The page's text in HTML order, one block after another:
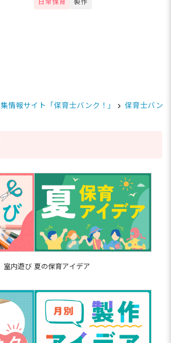
を飾る場合も多いかもしれませ
日常保育 製作
情報サイト「保育士バンク！」 保育士バン
室内遊び 夏の保育アイデア